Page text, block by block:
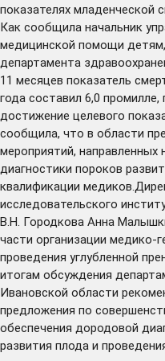
показателях младенческой
Как сообщила начальник
медицинской помощи
департамента
11 месяцев показатель
года составил 6,0 промилле,
достижение целевого
сообщила, что в области
мероприятий, направленных
диагностики пороков
квалификации
исследовательского
В.Н. Городкова Анна
части организации медико-
проведения углубленной
итогам обсуждения
Ивановской области
предложения по
обеспечения дородовой
развития плода и